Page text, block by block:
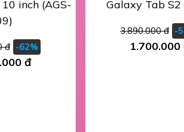
inch (AGS-
đ -62%
đ
Galaxy Tab S2
3.890.000 đ -
1.700.000